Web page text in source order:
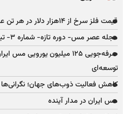
قیمت فلز سرخ از ۱۴هزار دلار در هر تن عبور کرد
مجله عصر مس- دوره تازه- شماره ۳- تیر و مردادماه ۱۴۰۵
صرفه‌جویی ۱۲۵ میلیون
توسعه‌ای
کاهش فعالیت ذوب‌های جهان؛
مس ایران در مدار آینده